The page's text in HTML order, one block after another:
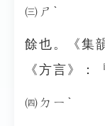
㈢ㄕˋ
餘也。《集
《方言》：
㈣ㄉㄧˋ